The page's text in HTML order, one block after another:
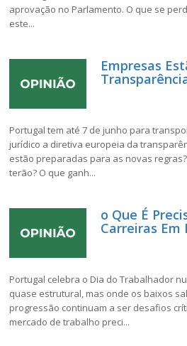
aprovação no Parlamento. O que se
este...
Empresas
Portugal tem até 7 de junho para
jurídico a diretiva europeia da
estão preparadas para as novas
terão? O que ganh...
o Que É
Carreiras Em
Portugal celebra o Dia do Trabalhador
quase estrutural, mas onde os baixos
progressão continuam a ser desafios
mercado de trabalho preci...